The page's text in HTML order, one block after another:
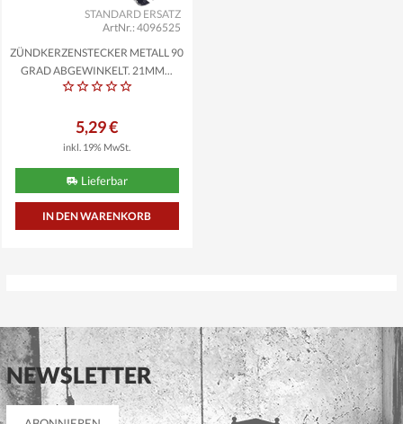
ArtNr.: 4096525
STANDARD ERSATZ
ZÜNDKERZENSTECKER METALL 90
GRAD ABGEWINKELT, 21MM...
5,29 €
inkl. 19% MwSt.
Lieferbar
NEWSLETTER